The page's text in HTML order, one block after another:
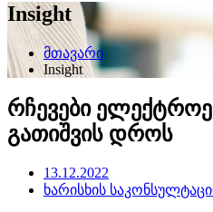
Insight
მთავარი
Insight
რჩევები
გათიშვის დროს
13.12.2022
ხარისხის